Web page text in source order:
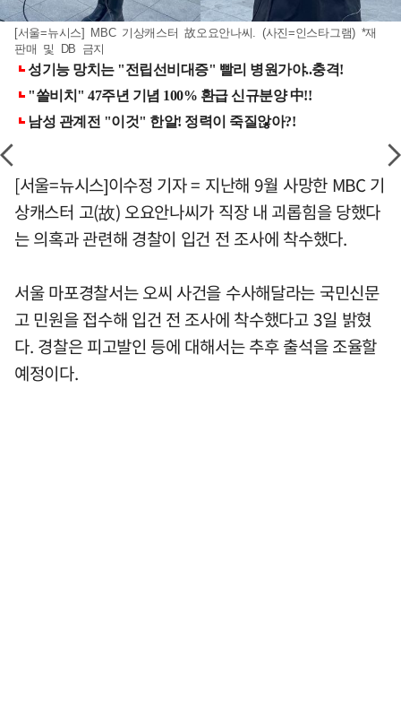
[서울=뉴시스] MBC 기상캐스터 故오요안나씨. (사진=인스타그램) *재
판매 및 DB 금지
[서울=뉴시스]이수정 기자 = 지난해 9월 사망한 MBC 기
상캐스터 고(故) 오요안나씨가 직장 내 괴롭힘을 당했다
는 의혹과 관련해 경찰이 입건 전 조사에 착수했다.
서울 마포경찰서는 오씨 사건을 수사해달라는 국민신문
고 민원을 접수해 입건 전 조사에 착수했다고 3일 밝혔
다. 경찰은 피고발인 등에 대해서는 추후 출석을 조율할
예정이다.